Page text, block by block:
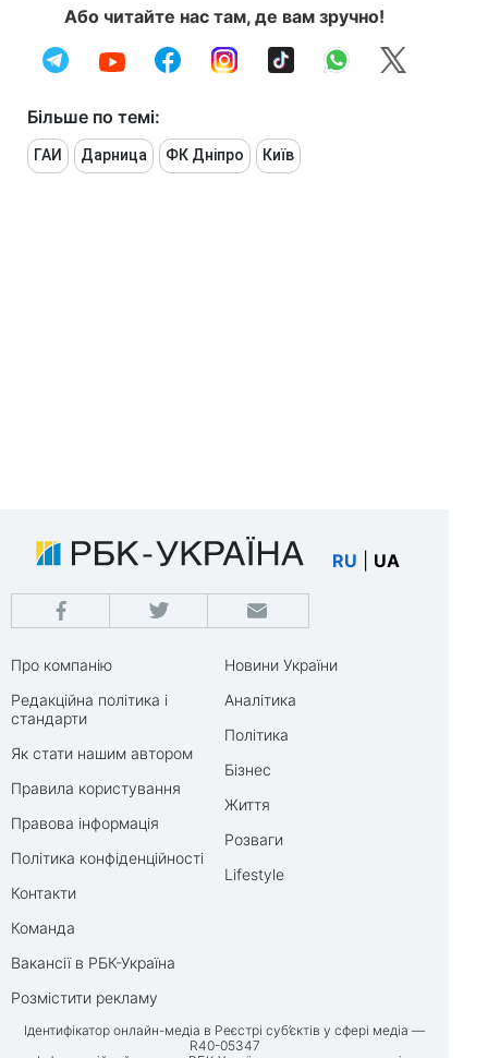
Або читайте нас там, де вам зручно!
Більше по темі:
ГАИ Дарница ФК Дніпро Київ
RU UA
Про компанію
Редакційна політика і
стандарти
Як стати нашим автором
Правила користування
Правова інформація
Політика конфіденційності
Контакти
Команда
Вакансії в РБК-Україна
Розмістити рекламу
Новини України
Аналітика
Політика
Бізнес
Життя
Розваги
Lifestyle
Ідентифікатор онлайн-медіа в Реєстрі суб’єктів у сфері медіа —
R40-05347